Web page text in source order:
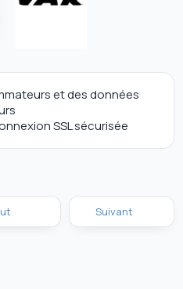
et des données
SSL sécurisée
Suivant